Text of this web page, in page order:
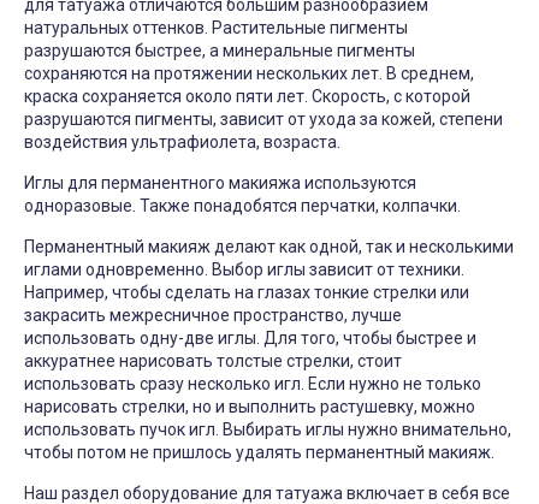
для татуажа отличаются большим разнообразием
натуральных оттенков. Растительные пигменты
разрушаются быстрее, а минеральные пигменты
сохраняются на протяжении нескольких лет. В среднем,
краска сохраняется около пяти лет. Скорость, с которой
разрушаются пигменты, зависит от ухода за кожей, степени
воздействия ультрафиолета, возраста.
Иглы для перманентного макияжа используются
одноразовые. Также понадобятся перчатки, колпачки.
Перманентный макияж делают как одной, так и несколькими
иглами одновременно. Выбор иглы зависит от техники.
Например, чтобы сделать на глазах тонкие стрелки или
закрасить межресничное пространство, лучше
использовать одну-две иглы. Для того, чтобы быстрее и
аккуратнее нарисовать толстые стрелки, стоит
использовать сразу несколько игл. Если нужно не только
нарисовать стрелки, но и выполнить растушевку, можно
использовать пучок игл. Выбирать иглы нужно внимательно,
чтобы потом не пришлось удалять перманентный макияж.
Наш раздел оборудование для татуажа включает в себя все